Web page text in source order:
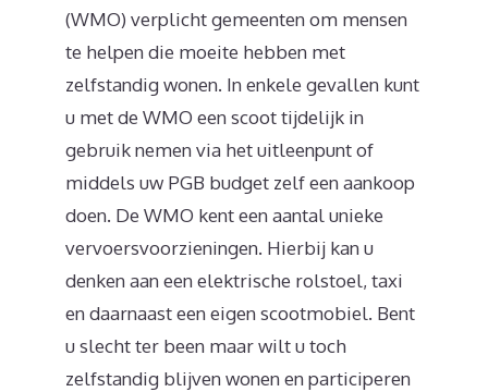
(WMO) verplicht gemeenten om mensen
te helpen die moeite hebben met
zelfstandig wonen. In enkele gevallen kunt
u met de WMO een scoot tijdelijk in
gebruik nemen via het uitleenpunt of
middels uw PGB budget zelf een aankoop
doen. De WMO kent een aantal unieke
vervoersvoorzieningen. Hierbij kan u
denken aan een elektrische rolstoel, taxi
en daarnaast een eigen scootmobiel. Bent
u slecht ter been maar wilt u toch
zelfstandig blijven wonen en participeren